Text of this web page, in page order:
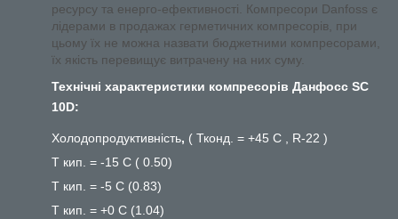
ресурсу та енерго-ефективності. Компресори Danfoss є
лідерами в продажах герметичних компресорів, при
цьому їх не можна назвати бюджетними компресорами,
їх якість перевищує витрачену на них суму.
Технічні характеристики компресорів Данфосс SC
10D:
Холодопродуктивність, ( Тконд. = +45 С , R-22 )
Т кип. = -15 С ( 0.50)
Т кип. = -5 С (0.83)
Т кип. = +0 С (1.04)